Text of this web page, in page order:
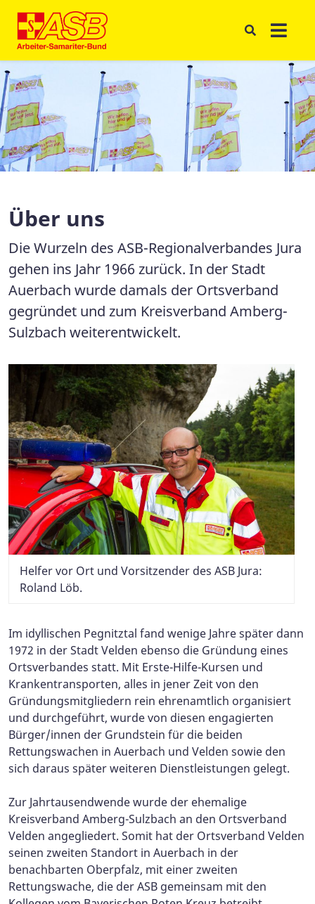
Über uns
Die Wurzeln des ASB-Regionalverbandes Jura
gehen ins Jahr 1966 zurück. In der Stadt
Auerbach wurde damals der Ortsverband
gegründet und zum Kreisverband Amberg-
Sulzbach weiterentwickelt.
Helfer vor Ort und Vorsitzender des ASB Jura:
Roland Löb.
Im idyllischen Pegnitztal fand wenige Jahre später dann
1972 in der Stadt Velden ebenso die Gründung eines
Ortsverbandes statt. Mit Erste-Hilfe-Kursen und
Krankentransporten, alles in jener Zeit von den
Gründungsmitgliedern rein ehrenamtlich organisiert
und durchgeführt, wurde von diesen engagierten
Bürger/innen der Grundstein für die beiden
Rettungswachen in Auerbach und Velden sowie den
sich daraus später weiteren Dienstleistungen gelegt.
Zur Jahrtausendwende wurde der ehemalige
Kreisverband Amberg-Sulzbach an den Ortsverband
Velden angegliedert. Somit hat der Ortsverband Velden
seinen zweiten Standort in Auerbach in der
benachbarten Oberpfalz, mit einer zweiten
Rettungswache, die der ASB gemeinsam mit den